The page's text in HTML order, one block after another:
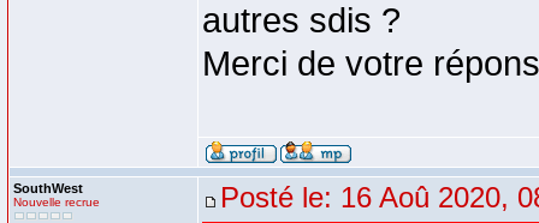
autres sdis ?
Merci de votre
SouthWest
Nouvelle recrue Posté le: 16 Aoû 2020,